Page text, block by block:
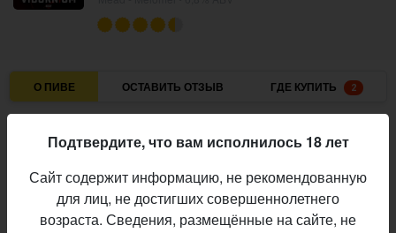
О ПИВЕ ОСТАВИТЬ ОТЗЫВ ГДЕ КУПИТЬ 2
Пивоварни: Beer.by ×Bottle Share×Punchiller ×Blur Meadery
Алкоголь:
6,8%
Начало
выпуска:
28.11.2022
Подтвердите, что вам исполнилось 18 лет
Сайт содержит информацию, не рекомендованную
для лиц, не достигших совершеннолетнего
возраста. Сведения, размещённые на сайте, не